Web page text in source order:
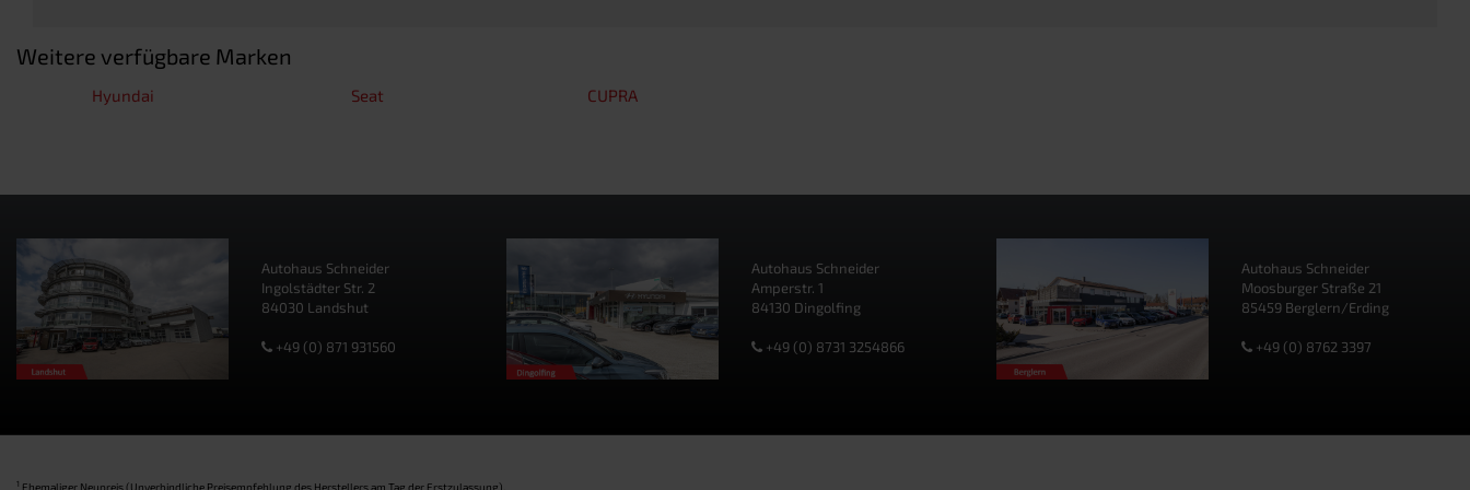
Weitere verfügbare Marken
Hyundai Seat CUPRA
Autohaus Schneider
Ingolstädter Str. 2
84030 Landshut
+49 (0) 871 931560
Autohaus Schneider
Amperstr. 1
84130 Dingolfing
+49 (0) 8731 3254866
Autohaus Schneider
Moosburger Straße 21
85459 Berglern/Erding
+49 (0) 8762 3397
1 Ehemaliger Neupreis (Unverbindliche Preisempfehlung des Herstellers am Tag der Erstzulassung).